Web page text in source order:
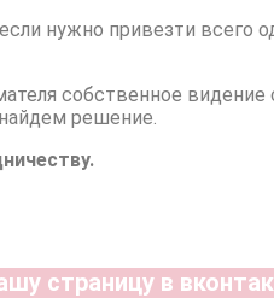
нужно привезти всего
собственное
решение.
страницу в